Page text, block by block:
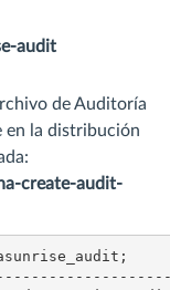
audit
de Auditoría
en la distribución
create-audit-